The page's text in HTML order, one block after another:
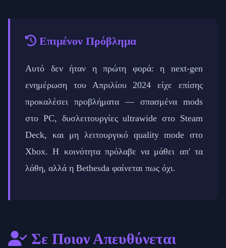
Επιμένον Πρόβλημα
Αυτό δεν ήταν η πρώτη φορά: η next-gen
ενημέρωση του Απριλίου 2024 είχε επίσης
προκαλέσει προβλήματα — σπασμένα mods
στο PC, δυσλειτουργίες ultrawide στο Steam
Deck, και μη λειτουργικό quality mode στο
Xbox. Η κοινότητα πρόλαβε να μάθει απ' τα
λάθη, αλλά η Bethesda φαίνεται πως όχι.
Σε Ποιον Απευθύνεται